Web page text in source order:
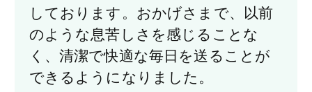
しております。おかげさまで、以前
のような息苦しさを感じることな
く、清潔で快適な毎日を送ることが
できるようになりました。